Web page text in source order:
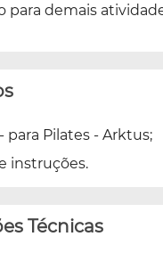
para demais
para Pilates - Arktus;
instruções.
Técnicas